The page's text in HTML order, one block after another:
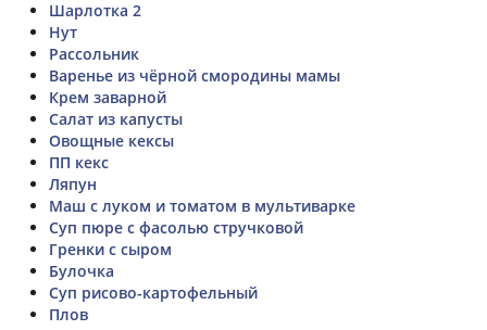
Шарлотка 2
Нут
Рассольник
Варенье из чёрной смородины мамы
Крем заварной
Салат из капусты
Овощные кексы
ПП кекс
Ляпун
Маш с луком и томатом в мультиварке
Суп пюре с фасолью стручковой
Гренки с сыром
Булочка
Суп рисово-картофельный
Плов